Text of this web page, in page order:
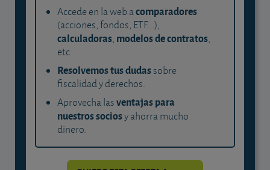
Accede en la web acomparadores
(acciones, fondos, ETF...),
calculadoras, modelos de contratos,
etc.
Resolvemos tus dudassobre
fiscalidad y derechos.
Aprovecha lasventajas para
nuestros sociosy ahorra mucho
dinero.